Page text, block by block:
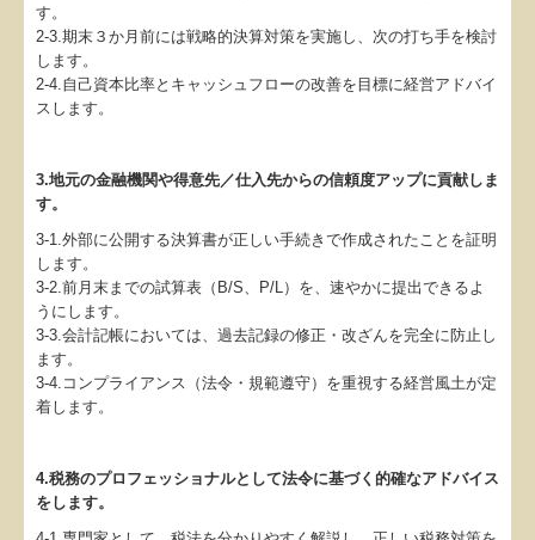
す。
2-3.期末３か月前には戦略的決算対策を実施し、次の打ち手を検討
します。
2-4.自己資本比率とキャッシュフローの改善を目標に経営アドバイ
スします。
3.地元の金融機関や得意先／仕入先からの信頼度アップに貢献しま
す。
3-1.外部に公開する決算書が正しい手続きで作成されたことを証明
します。
3-2.前月末までの試算表（B/S、P/L）を、速やかに提出できるよ
うにします。
3-3.会計記帳においては、過去記録の修正・改ざんを完全に防止し
ます。
3-4.コンプライアンス（法令・規範遵守）を重視する経営風土が定
着します。
4.税務のプロフェッショナルとして法令に基づく的確なアドバイス
をします。